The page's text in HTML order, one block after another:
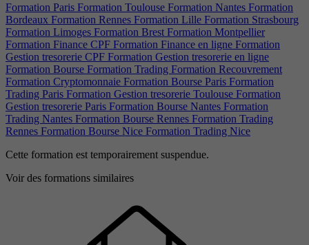
Formation Paris Formation Toulouse Formation Nantes Formation
Bordeaux Formation Rennes Formation Lille Formation Strasbourg
Formation Limoges Formation Brest Formation Montpellier
Formation Finance CPF Formation Finance en ligne Formation
Gestion tresorerie CPF Formation Gestion tresorerie en ligne
Formation Bourse Formation Trading Formation Recouvrement
Formation Cryptomonnaie Formation Bourse Paris Formation
Trading Paris Formation Gestion tresorerie Toulouse Formation
Gestion tresorerie Paris Formation Bourse Nantes Formation
Trading Nantes Formation Bourse Rennes Formation Trading
Rennes Formation Bourse Nice Formation Trading Nice
Cette formation est temporairement suspendue.
Voir des formations similaires